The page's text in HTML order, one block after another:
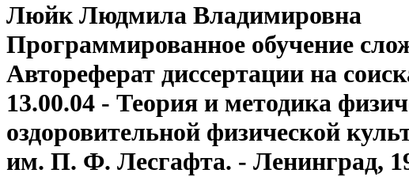
Люйк Людмила Владимировна
Программированное обучение
Автореферат диссертации на
13.00.04 - Теория и методика
оздоровительной физической
им. П. Ф. Лесгафта. - Ленинград,